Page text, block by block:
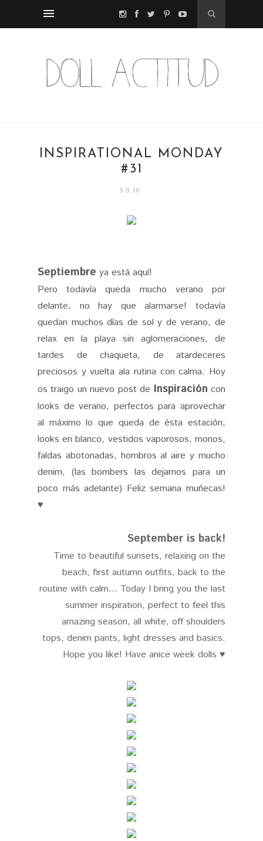
INSPIRATIONAL MONDAY
#31
5.9.16
Septiembre ya está aquí!
Pero todavía queda mucho verano por
delante, no hay que alarmarse! todavía
quedan muchos días de sol y de verano, de
relax en la playa sin aglomeraciones, de
tardes de chaqueta, de atardeceres
preciosos y vuelta ala rutina con calma. Hoy
os traigo un nuevo post de Inspiración con
looks de verano, perfectos para aprovechar
al máximo lo que queda de ésta estación;
looks en blanco, vestidos vaporosos, monos,
faldas abotonadas, hombros al aire y mucho
denim, (las bombers las dejamos para un
poco más adelante) Feliz semana muñecas!
♥
September is back!
Time to beautiful sunsets, relaxing on the
beach, first autumn outfits, back to the
routine with calm... Today I bring you the last
summer inspiration, perfect to feel this
amazing season, all white, off shoulders
tops, denim pants, light dresses and basics.
Hope you like! Have anice week dolls ♥